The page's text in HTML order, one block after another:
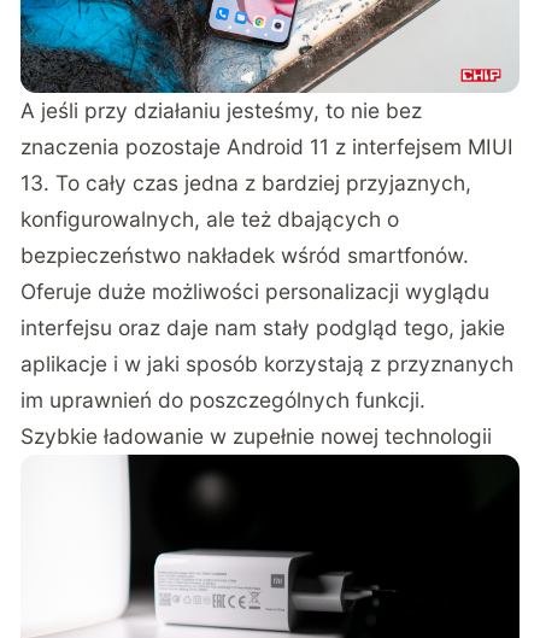
A jeśli przy działaniu jesteśmy, to nie bez
znaczenia pozostaje Android 11 z interfejsem MIUI
13. To cały czas jedna z bardziej przyjaznych,
konfigurowalnych, ale też dbających o
bezpieczeństwo nakładek wśród smartfonów.
Oferuje duże możliwości personalizacji wyglądu
interfejsu oraz daje nam stały podgląd tego, jakie
aplikacje i w jaki sposób korzystają z przyznanych
im uprawnień do poszczególnych funkcji.
Szybkie ładowanie w zupełnie nowej technologii